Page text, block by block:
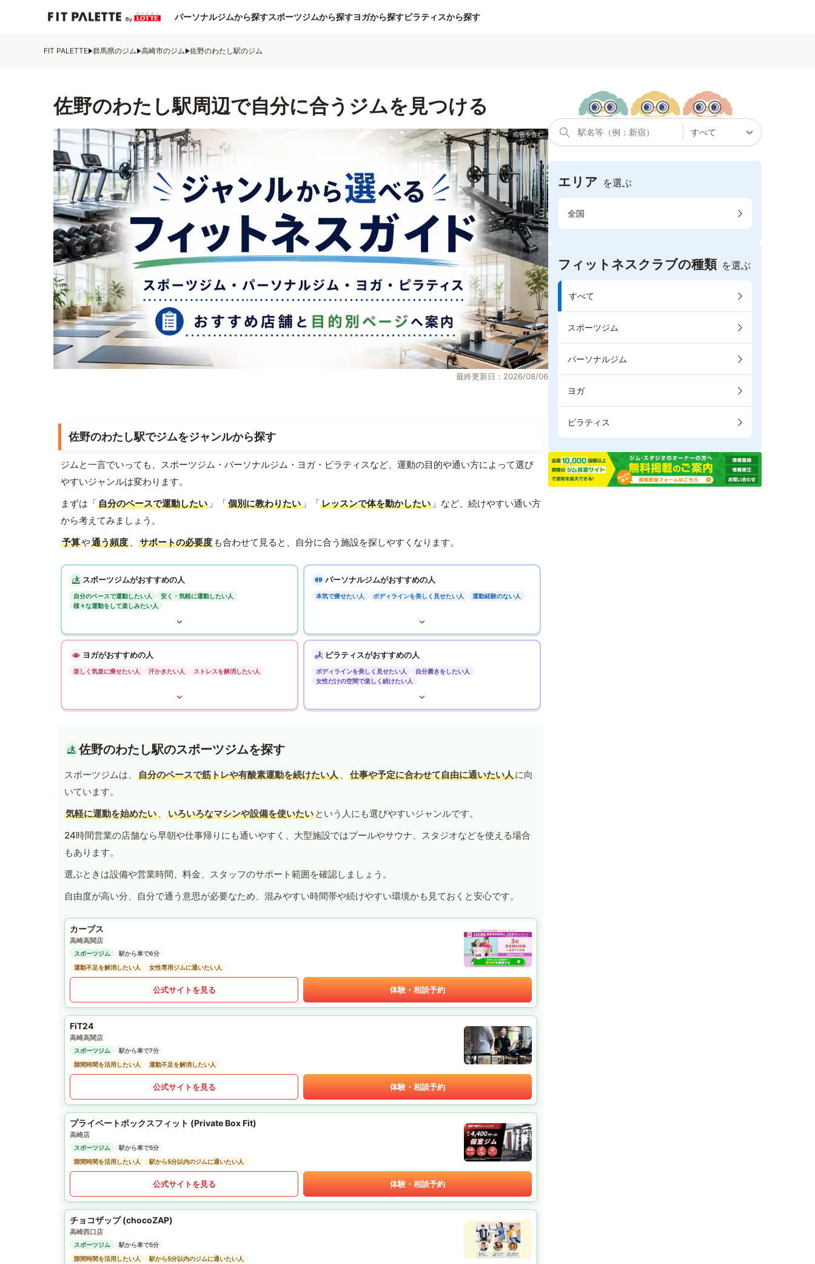
パーソナルジムから探すスポーツジムから探すヨガから探すピラティスから探す
FIT PALETTE 群馬県のジム 高崎市のジム 佐野のわたし駅のジム
佐野のわたし駅周辺で自分に合うジムを見つける
最終更新日：2026/08/06
佐野のわたし駅でジムをジャンルから探す
ジムと一言でいっても、スポーツジム・パーソナルジム・ヨガ・ピラティスなど、運動の目的や通い方によって選び
やすいジャンルは変わります。
まずは「自分のペースで運動したい 」「個別に教わりたい 」「レッスンで体を動かしたい 」など、続けやすい通い方
から考えてみましょう。
予算や通う頻度 、 サポートの必要度 も合わせて見ると、自分に合う施設を探しやすくなります。
スポーツジムがおすすめの人
自分のペースで運動したい人
安く・気軽に運動したい人
様々な運動をして楽しみたい人
パーソナルジムがおすすめの人
本気で痩せたい人 ボディラインを美しく見せたい人 運動経験のない人
ヨガがおすすめの人
楽しく気楽に痩せたい人 汗かきたい人 ストレスを解消したい人
ピラティスがおすすめの人
ボディラインを美しく見せたい人
自分磨きをしたい人
女性だけの空間で楽しく続けたい人
佐野のわたし駅のスポーツジムを探す
スポーツジムは、 自分のペースで筋トレや有酸素運動を続けたい人 、 仕事や予定に合わせて自由に通いたい人に向
いています。
気軽に運動を始めたい 、 いろいろなマシンや設備を使いたい という人にも選びやすいジャンルです。
24時間営業の店舗なら早朝や仕事帰りにも通いやすく、大型施設ではプールやサウナ、スタジオなどを使える場合
もあります。
選ぶときは設備や営業時間、料金、スタッフのサポート範囲を確認しましょう。
自由度が高い分、自分で通う意思が必要なため、混みやすい時間帯や続けやすい環境かも見ておくと安心です。
カーブス
高崎高関店
スポーツジム
駅から車で6分
運動不足を解消したい人
女性専用ジムに通いたい人
公式サイトを見る 体験・相談予約
FiT24
高崎高関店
スポーツジム
駅から車で7分
隙間時間を活用したい人
運動不足を解消したい人
公式サイトを見る 体験・相談予約
プライベートボックスフィット (Private Box Fit)
高崎店
スポーツジム
駅から車で5分
隙間時間を活用したい人
駅から5分以内のジムに通いたい人
公式サイトを見る 体験・相談予約
チョコザップ (chocoZAP)
高崎西口店
スポーツジム
駅から車で5分
隙間時間を活用したい人
駅から5分以内のジムに通いたい人
エリア を選ぶ
全国
フィットネスクラブの種類 を選ぶ
すべて
スポーツジム
パーソナルジム
ヨガ
ピラティス